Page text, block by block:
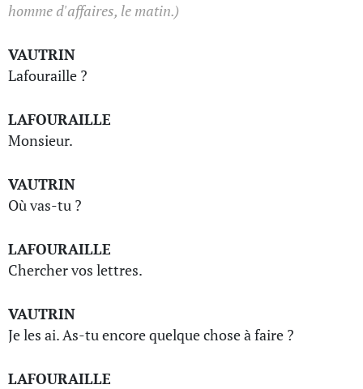
homme d'affaires, le matin.)
VAUTRIN
Lafouraille ?
LAFOURAILLE
Monsieur.
VAUTRIN
Où vas-tu ?
LAFOURAILLE
Chercher vos lettres.
VAUTRIN
Je les ai. As-tu encore quelque chose à faire ?
LAFOURAILLE